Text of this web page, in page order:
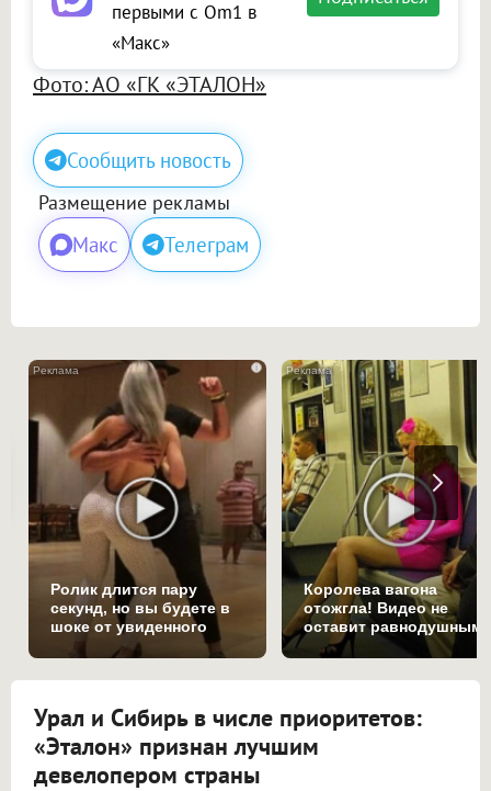
первыми с Om1 в
«Макс»
Фото: АО «ГК «ЭТАЛОН»
Сообщить новость
Размещение рекламы
Макс Телеграм
i
Ролик длится пару
секунд, но вы будете в
шоке от увиденного
Королева вагона
отожгла! Видео не
оставит равнодушным
Урал и Сибирь в числе приоритетов:
«Эталон» признан лучшим
девелопером страны